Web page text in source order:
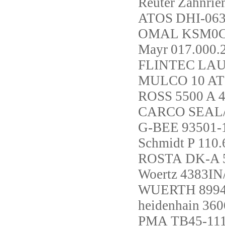
ATOS DHI-
OMAL
Mayr
FLINTEC
MULCO 10
ROSS 5500 A
CARCO
G-BEE
Schmidt P
ROSTA DK-A
Woertz
WUERTH
heidenhain
PMA TB45-